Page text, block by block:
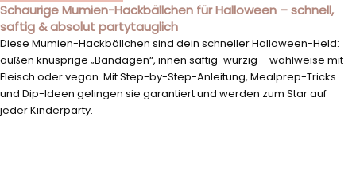
Schaurige Mumien-Hackbällchen für Halloween – schnell,
saftig & absolut partytauglich
Diese Mumien-Hackbällchen sind dein schneller Halloween-Held:
außen knusprige „Bandagen“, innen saftig-würzig – wahlweise mit
Fleisch oder vegan. Mit Step-by-Step-Anleitung, Mealprep-Tricks
und Dip-Ideen gelingen sie garantiert und werden zum Star auf
jeder Kinderparty.